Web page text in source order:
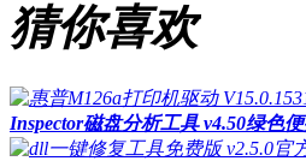
猜你喜欢
Inspector磁盘分析工具 v4.50绿色